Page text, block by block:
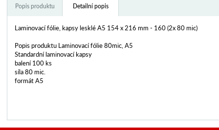
Popis produktu Detailní popis
Laminovací fólie, kapsy lesklé A5 154 x 216 mm - 160 (2x 80 mic)
Popis produktu Laminovací fólie 80mic, A5
Standardní laminovací kapsy
balení 100 ks
síla 80 mic.
formát A5